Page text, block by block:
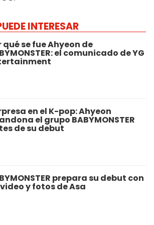
INTERESAR
qué se fue Ahyeon de
el comunicado de YG
en el K-pop: Ahyeon
el grupo BABYMONSTER
de su debut
prepara su debut con
y fotos de Asa